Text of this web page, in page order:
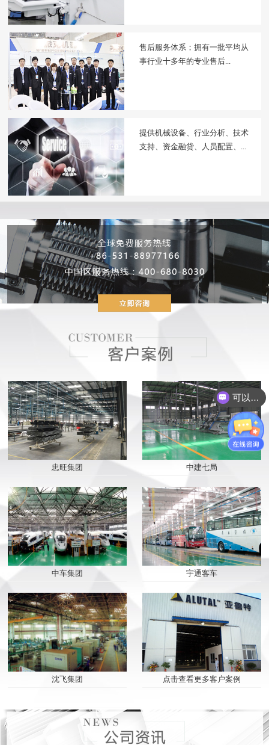
售后服务体系；拥有一批平均从
事行业十多年的专业售后...
提供机械设备、行业分析、技术
支持、资金融贷、人员配置、...
忠旺集团 中建七局
中车集团 宇通客车
沈飞集团 点击查看更多客户案例
可以介绍下你们的产品么？